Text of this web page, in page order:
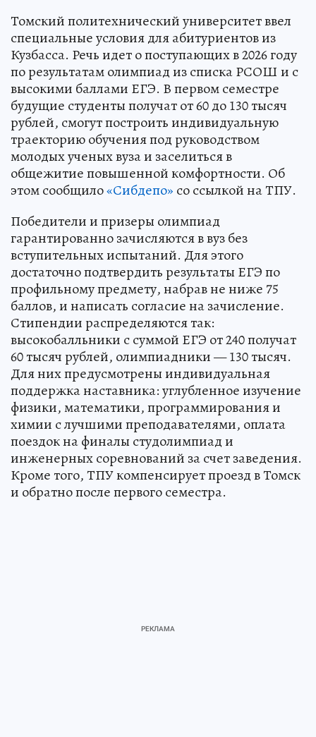
Томский политехнический университет ввел
специальные условия для абитуриентов из
Кузбасса. Речь идет о поступающих в 2026 году
по результатам олимпиад из списка РСОШ и с
высокими баллами ЕГЭ. В первом семестре
будущие студенты получат от 60 до 130 тысяч
рублей, смогут построить индивидуальную
траекторию обучения под руководством
молодых ученых вуза и заселиться в
общежитие повышенной комфортности. Об
этом сообщило«Сибдепо» со ссылкой на ТПУ.
Победители и призеры олимпиад
гарантированно зачисляются в вуз без
вступительных испытаний. Для этого
достаточно подтвердить результаты ЕГЭ по
профильному предмету, набрав не ниже 75
баллов, и написать согласие на зачисление.
Стипендии распределяются так:
высокобалльники с суммой ЕГЭ от 240 получат
60 тысяч рублей, олимпиадники — 130 тысяч.
Для них предусмотрены индивидуальная
поддержка наставника: углубленное изучение
физики, математики, программирования и
химии с лучшими преподавателями, оплата
поездок на финалы студолимпиад и
инженерных соревнований за счет заведения.
Кроме того, ТПУ компенсирует проезд в Томск
и обратно после первого семестра.